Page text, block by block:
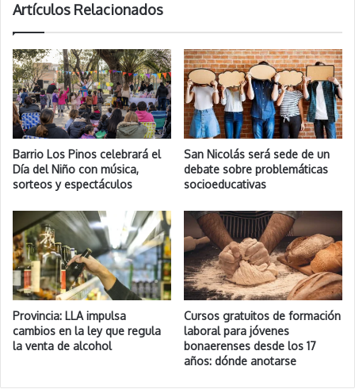
Artículos Relacionados
Barrio Los Pinos celebrará el
Día del Niño con música,
sorteos y espectáculos
San Nicolás será sede de un
debate sobre problemáticas
socioeducativas
Provincia: LLA impulsa
cambios en la ley que regula
la venta de alcohol
Cursos gratuitos de formación
laboral para jóvenes
bonaerenses desde los 17
años: dónde anotarse